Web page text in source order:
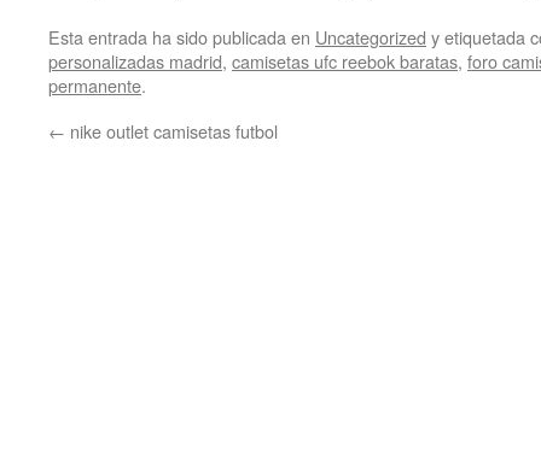
Esta entrada ha sido publicada en Uncategorized y etiquetada
personalizadas madrid, camisetas ufc reebok baratas, foro
permanente.
← nike outlet camisetas futbol